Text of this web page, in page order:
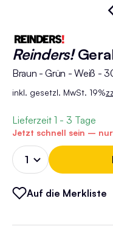
Reinders!
Braun - Grün - Weiß -
inkl. gesetzl. MwSt. 19%
Lieferzeit 1 - 3 Tage
Jetzt schnell sein –
Auf die Merkliste